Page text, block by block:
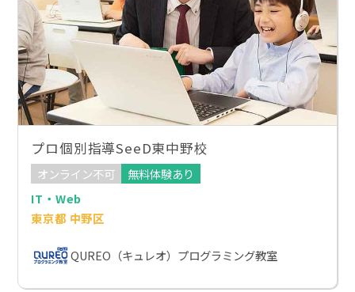
プロ個別指導SeeD東中野校
オンライン不可
無料体験あり
IT・Web
東京都 中野区
QUREO（キュレオ）プログラミング教室